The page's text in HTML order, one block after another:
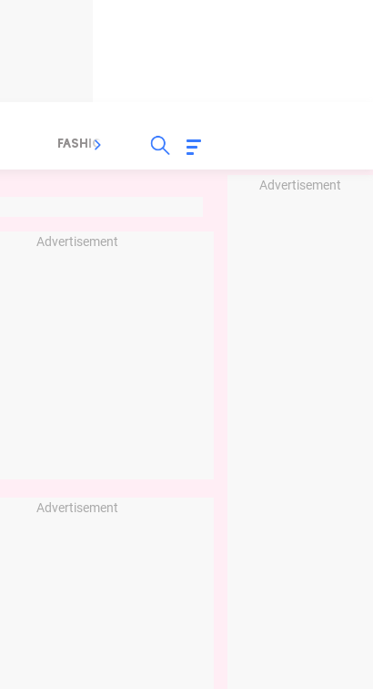
Advertisement
FASHION FOOD
Advertisement
Advertisement